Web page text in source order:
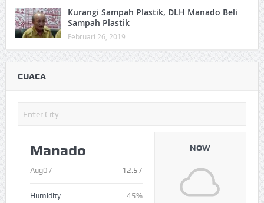
Kurangi Sampah Plastik, DLH Manado Beli
Sampah Plastik
Februari 26, 2019
CUACA
Manado
Aug07 12:57
Humidity
45%
NOW